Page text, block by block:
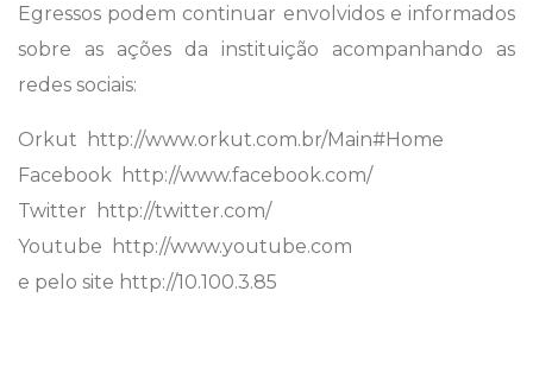
Egressos podem continuar envolvidos e informados
sobre as ações da instituição acompanhando as
redes sociais:
Orkut  http://www.orkut.com.br/Main#Home
Facebook  http://www.facebook.com/
Twitter  http://twitter.com/
Youtube  http://www.youtube.com
e pelo site http://10.100.3.85